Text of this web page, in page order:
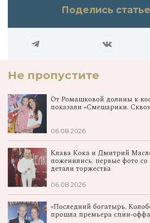
Поделись
Не пропустите
От Ромашковой долины к
показали «Смешарики.
06.08.2026
Клава Кока и Дмитрий
поженились: первые фото
детали торжества
06.08.2026
«Последний богатырь.
прошла премьера